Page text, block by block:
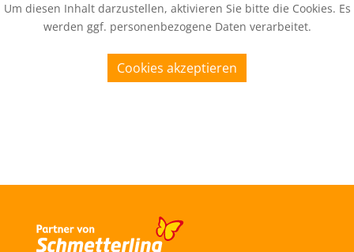
Um diesen Inhalt darzustellen, aktivieren Sie bitte die Cookies. Es
werden ggf. personenbezogene Daten verarbeitet.
Cookies akzeptieren